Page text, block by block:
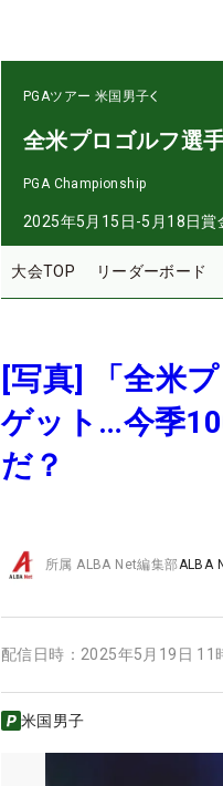
PGAツアー 米国男子
全米プロゴルフ選
PGA Championship
2025年5月15日-5月18日賞
大会TOP リーダーボード
[写真] 「全米
ゲット…今季
だ？
所属ALBA Net編集部ALBA
配信日時： 2025年5月19日 11
米国男子